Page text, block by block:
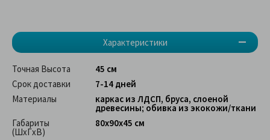
Характеристики
Точная Высота
45 см
Срок доставки
7-14 дней
Материалы
каркас из ЛДСП, бруса, слоеной
древесины; обивка из экокожи/ткани
Габариты
(ШхГхВ)
80х90х45 см